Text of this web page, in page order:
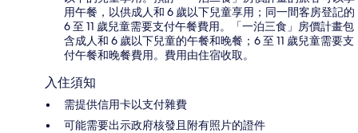
用午餐，以供成人和 6 歲以下兒童享用；同一間客房登記的
6 至 11 歲兒童需要支付午餐費用。「一泊三食」房價計畫包
含成人和 6 歲以下兒童的午餐和晚餐；6 至 11 歲兒童需要支
付午餐和晚餐費用。費用由住宿收取。
入住須知
需提供信用卡以支付雜費
可能需要出示政府核發且附有照片的證件